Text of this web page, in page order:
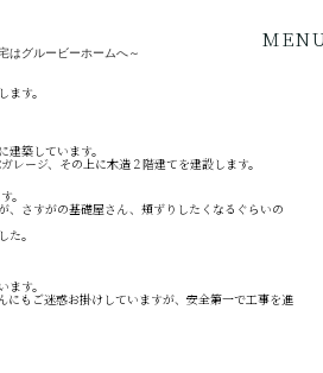
はグルービーホームへ～
す。
築しています。
レージ、その上に木造２階建てを建設します。
。
、さすがの基礎屋さん、頬ずりしたくなるぐらいの
た。
す。
にもご迷惑お掛けしていますが、安全第一で工事を進